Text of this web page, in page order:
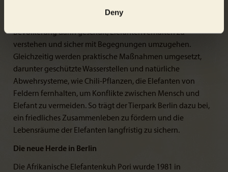
Deny
Zusammenarbeit mit der Partnerorganisation EHRA
Bevölkerung darin geschult, Elefantenverhalten zu
verstehen und sicher mit Begegnungen umzugehen.
Gleichzeitig werden praktische Maßnahmen umgesetzt,
darunter geschützte Wasserstellen und natürliche
Abwehrsysteme, wie Chili-Pflanzen, die Elefanten von
Feldern fernhalten, um Konflikte zwischen Mensch und
Elefant zu vermeiden. So trägt der Tierpark Berlin dazu bei,
ein friedliches Zusammenleben zu fördern und die
Lebensräume der Elefanten langfristig zu sichern.
Die neue Herde in Berlin
Die Afrikanische Elefantenkuh Pori wurde 1981 in